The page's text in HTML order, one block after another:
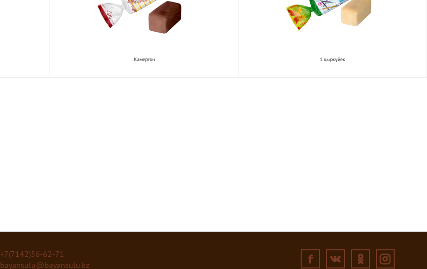
Камертон 1 қыркүйек
+7(7142)56-62-71
bayansulu@bayansulu.kz